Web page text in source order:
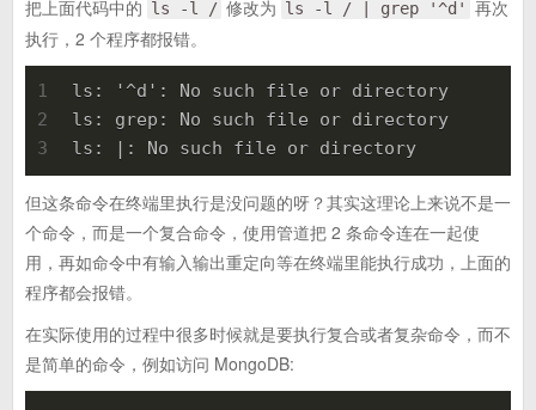
把上面代码中的 ls -l / 修改为 ls -l / | grep '^d'
再次
执行，2 个程序都报错。
1
2
3
ls: '^d': No such file or directory
ls: grep: No such file or directory
ls: |: No such file or directory
但这条命令在终端里执行是没问题的呀？其实这理论上来说不是一
个命令，而是一个复合命令，使用管道把 2 条命令连在一起使
用，再如命令中有输入输出重定向等在终端里能执行成功，上面的
程序都会报错。
在实际使用的过程中很多时候就是要执行复合或者复杂命令，而不
是简单的命令，例如访问 MongoDB: